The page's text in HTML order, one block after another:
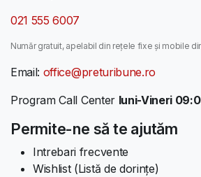
021 555 6007
Număr gratuit, apelabil din rețele fixe și mobile
Email: office@preturibune.ro
Program Call Center luni-Vineri
Permite-ne să te ajutăm
Intrebari frecvente
Wishlist (Listă de dorințe)